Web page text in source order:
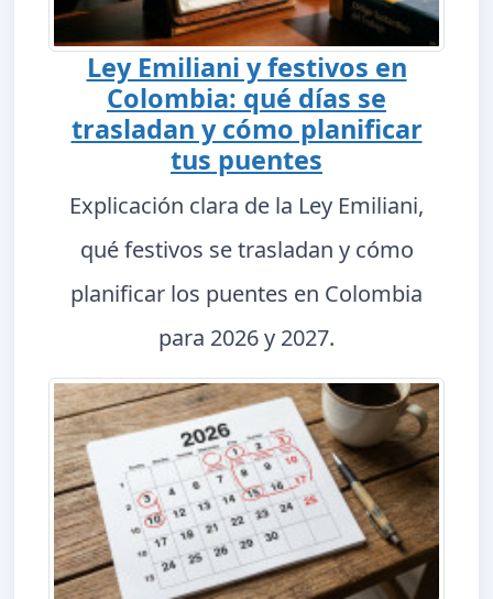
Ley Emiliani y festivos en
Colombia: qué días se
trasladan y cómo planificar
tus puentes
Explicación clara de la Ley Emiliani,
qué festivos se trasladan y cómo
planificar los puentes en Colombia
para 2026 y 2027.